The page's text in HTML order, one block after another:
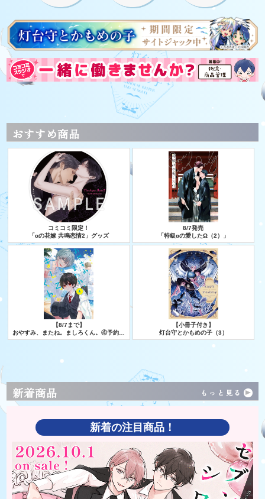
おすすめ商品
コミコミ限定！
「αの花嫁 共鳴恋情2」グッズ
8/7発売
「特級αの愛したΩ（2）」
【8/7まで】
おやすみ、またね。ましろくん。④予約キ
ャンペーン
【小冊子付き】
灯台守とかもめの子（3）
新着商品 もっと見る
新着の注目商品！